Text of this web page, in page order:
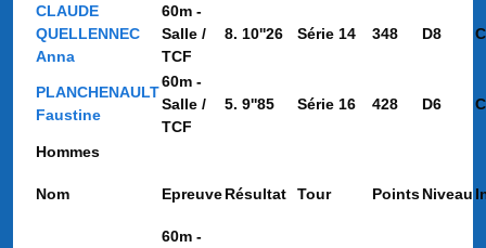
CLAUDE
QUELLENNEC
Anna
60m -
Salle /
TCF
8. 10''26 Série 14 348 D8
PLANCHENAULT
Faustine
60m -
Salle /
TCF
5. 9''85 Série 16 428 D6
Hommes
Nom EpreuveRésultat Tour PointsNiveau
60m -